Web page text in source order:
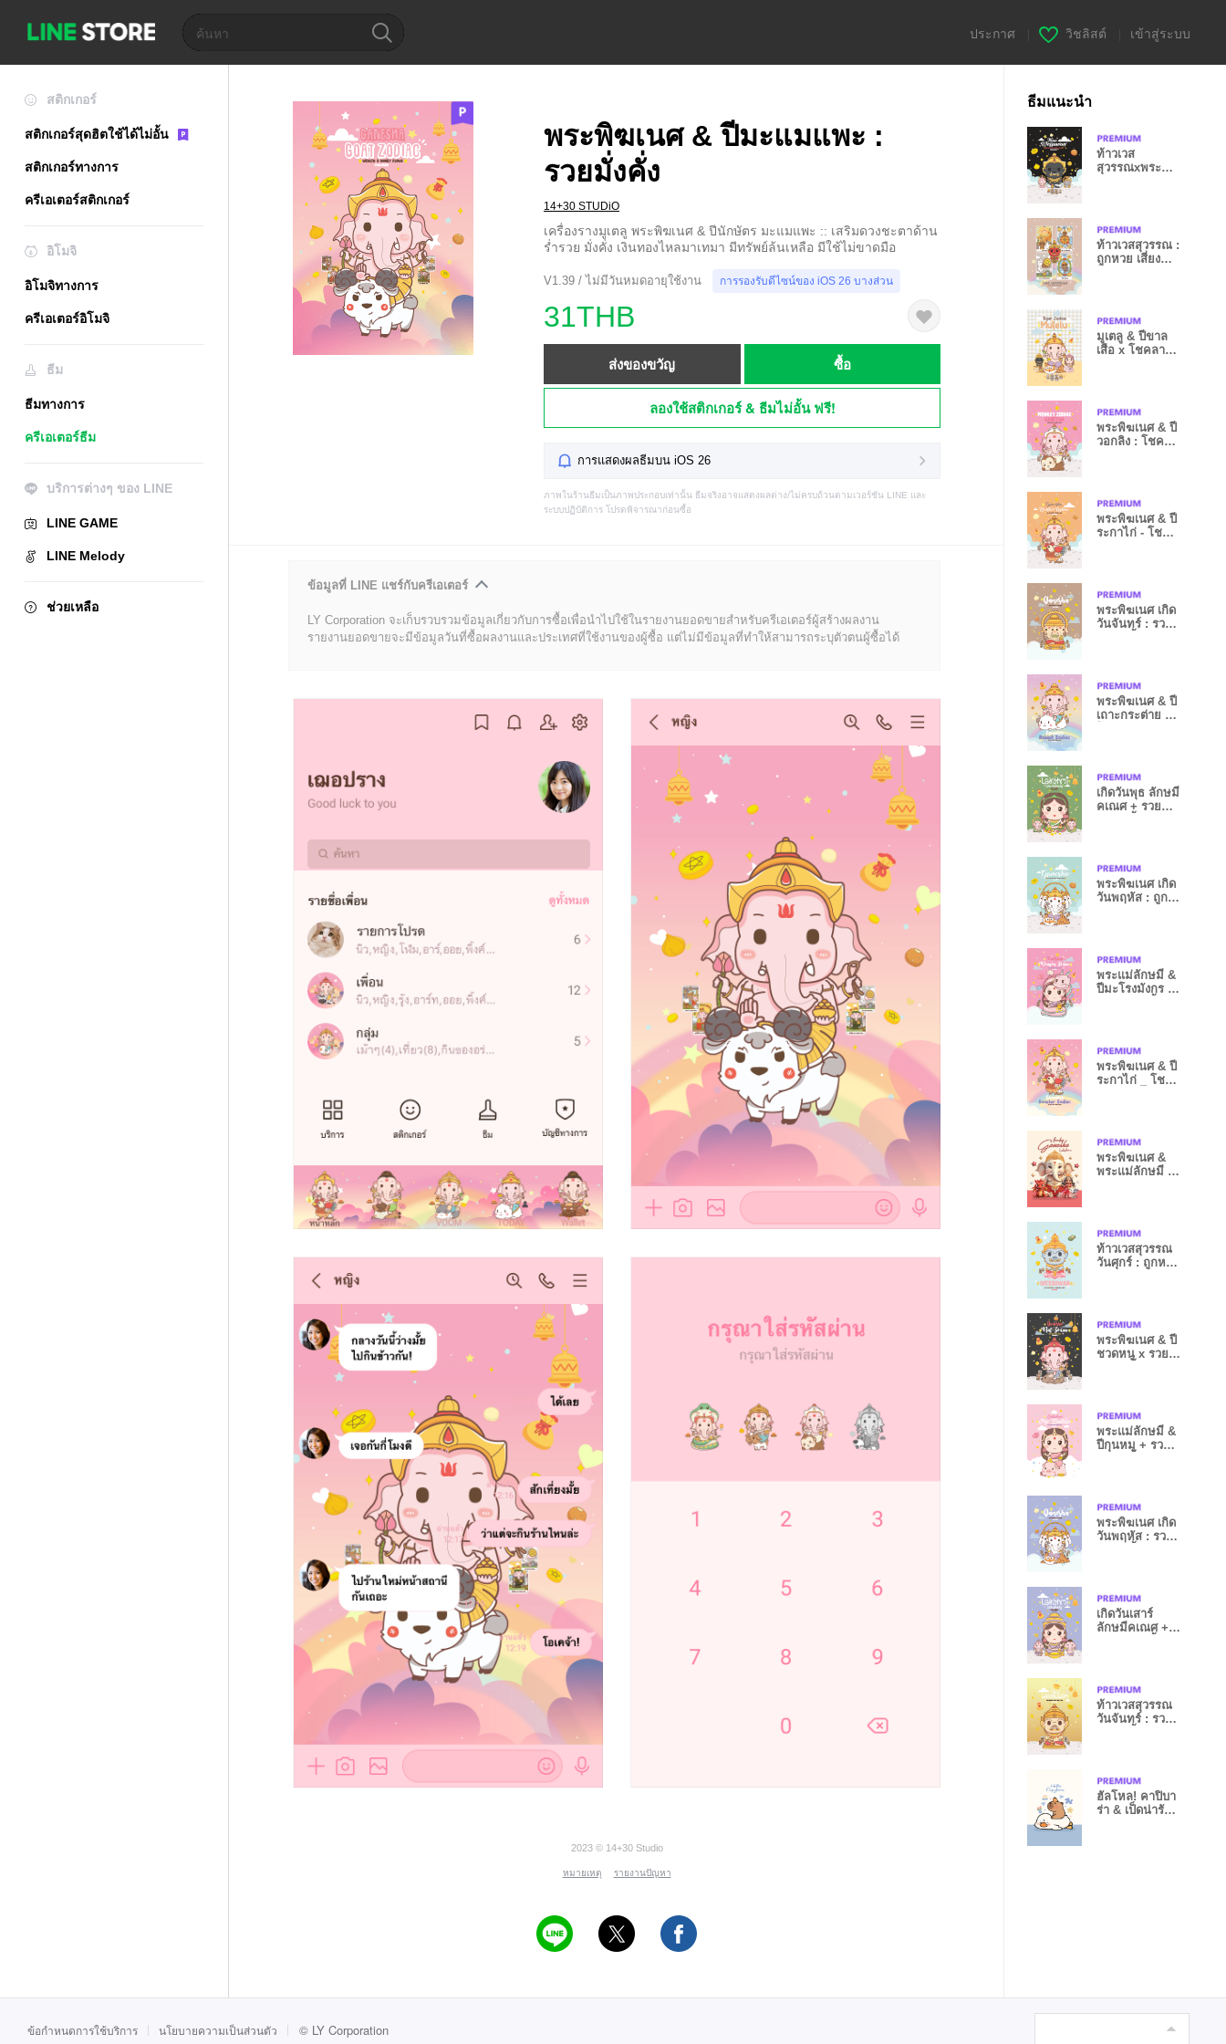
ประกาศ วิชลิสต์ เข้าสู่ระบบ
สติกเกอร์
สติกเกอร์สุดฮิตใช้ได้ไม่อั้น
สติกเกอร์ทางการ
ครีเอเตอร์สติกเกอร์
อิโมจิ
อิโมจิทางการ
ครีเอเตอร์อิโมจิ
ธีม
ธีมทางการ
ครีเอเตอร์ธีม
บริการต่างๆ ของ LINE
LINE GAME
LINE Melody
ช่วยเหลือ
พระพิฆเนศ & ปีมะแมแพะ :
รวยมั่งคั่ง
14+30 STUDiO
เครื่องรางมูเตลู พระพิฆเนศ & ปีนักษัตร มะแมแพะ :: เสริมดวงชะตาด้าน
ร่ำรวย มั่งคั่ง เงินทองไหลมาเทมา มีทรัพย์ล้นเหลือ มีใช้ไม่ขาดมือ
V1.39 / ไม่มีวันหมดอายุใช้งาน การรองรับดีไซน์ของ iOS 26 บางส่วน
31THB
ส่งของขวัญ ซื้อ
ลองใช้สติกเกอร์ & ธีมไม่อั้น ฟรี!
การแสดงผลธีมบน iOS 26
ภาพในร้านธีมเป็นภาพประกอบเท่านั้น ธีมจริงอาจแสดงผลต่าง/ไม่ครบถ้วนตามเวอร์ชัน LINE และ
ระบบปฏิบัติการ โปรดพิจารณาก่อนซื้อ
ข้อมูลที่ LINE แชร์กับครีเอเตอร์
LY Corporation จะเก็บรวบรวมข้อมูลเกี่ยวกับการซื้อเพื่อนำไปใช้ในรายงานยอดขายสำหรับครีเอเตอร์ผู้สร้างผลงาน
รายงานยอดขายจะมีข้อมูลวันที่ซื้อผลงานและประเทศที่ใช้งานของผู้ซื้อ แต่ไม่มีข้อมูลที่ทำให้สามารถระบุตัวตนผู้ซื้อได้
2023 © 14+30 Studio
หมายเหตุ รายงานปัญหา
ธีมแนะนำ
ท้าวเวส
สุวรรณxพระ
ท้าวเวสสุวรรณ :
ถูกหวย เสี่ยง
มูเตลู & ปีขาล
เสือ x โชคลาภ
พระพิฆเนศ & ปี
วอกลิง : โชค
พระพิฆเนศ & ปี
ระกาไก่ - โชค
พระพิฆเนศ เกิด
วันจันทร์ : รวย
พระพิฆเนศ & ปี
เถาะกระต่าย _
เกิดวันพุธ ลักษมี
คเณศ + รวย
พระพิฆเนศ เกิด
วันพฤหัส : ถูก
พระแม่ลักษมี &
ปีมะโรงมังกร -
พระพิฆเนศ & ปี
ระกาไก่ _ โชค
พระพิฆเนศ &
พระแม่ลักษมี ปี
ท้าวเวสสุวรรณ
วันศุกร์ : ถูกหวย
พระพิฆเนศ & ปี
ชวดหนู x รวย
พระแม่ลักษมี &
ปีกุนหมู + รวย
พระพิฆเนศ เกิด
วันพฤหัส : รวย
เกิดวันเสาร์
ลักษมีคเณศ +
ท้าวเวสสุวรรณ
วันจันทร์ : รวย
ฮัลโหล! คาปิบา
ร่า & เป็ดน่ารัก :
ข้อกำหนดการใช้บริการ นโยบายความเป็นส่วนตัว © LY Corporation